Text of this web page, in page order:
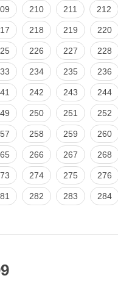
210 211 212
218 219 220
226 227 228
234 235 236
242 243 244
250 251 252
258 259 260
266 267 268
274 275 276
282 283 284